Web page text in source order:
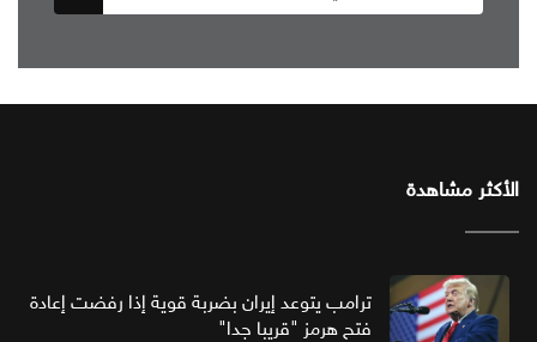
الأكثر مشاهدة
ترامب يتوعد إيران بضربة قوية إذا رفضت إعادة
فتح هرمز "قريبا جدا"